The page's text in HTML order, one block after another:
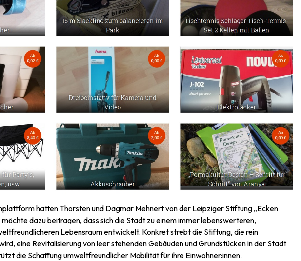
hatten Thorsten und Dagmar Mehnert von der Leipziger Stiftung „Ecken
dazu beitragen, dass sich die Stadt zu einem immer lebenswerteren,
Lebensraum entwickelt. Konkret strebt die Stiftung, die rein
eine Revitalisierung von leer stehenden Gebäuden und Grundstücken in der Stadt
die Schaffung umweltfreundlicher Mobilität für ihre Einwohner:innen.